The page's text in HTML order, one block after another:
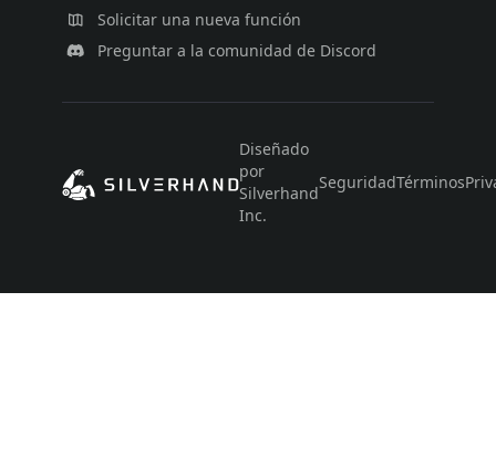
Solicitar una nueva función
Preguntar a la comunidad de Discord
Diseñado
por
Silverhand
Inc.
SeguridadTérminos